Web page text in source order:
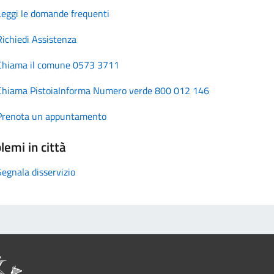
le domande frequenti
Assistenza
il comune 0573 3711
PistoiaInforma Numero verde 800 012 146
un appuntamento
in città
disservizio